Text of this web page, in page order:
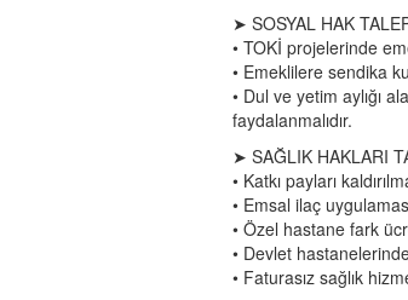
➤ SOSYAL HAK
• TOKİ projelerinde
• Emeklilere sendika
• Dul ve yetim aylığı
faydalanmalıdır.
➤ SAĞLIK HAKLARI
• Katkı payları
• Emsal ilaç
• Özel hastane fark
• Devlet
• Faturasız sağlık